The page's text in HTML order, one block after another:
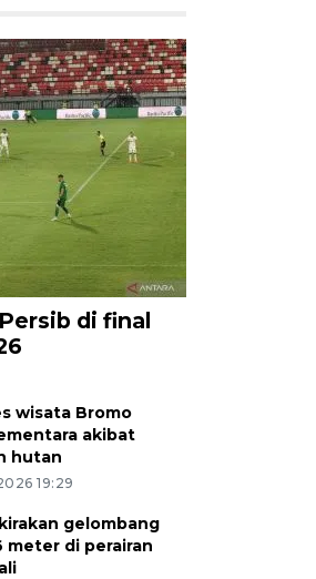
di final
wisata Bromo
akibat
hutan
19:29
gelombang
meter di perairan